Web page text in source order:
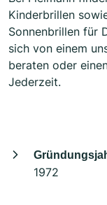
Kinderbrillen
Sonnenbrillen für
sich von einem
beraten oder
Jederzeit.
1972